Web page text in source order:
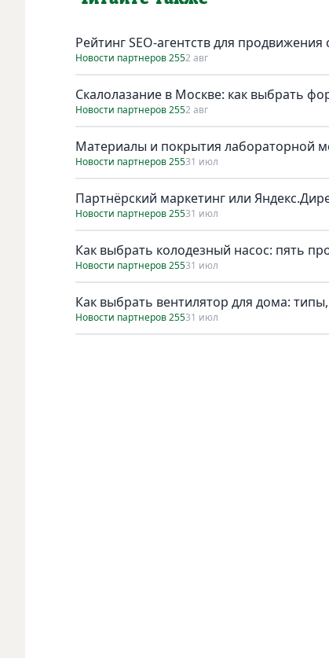
Рейтинг SEO-агентств для
Новости партнеров 2552 авг
Скалолазание в Москве: как выбрать
Новости партнеров 2552 авг
Материалы и покрытия лабораторной
Новости партнеров 25531 июл
Партнёрский маркетинг или
Новости партнеров 25531 июл
Как выбрать колодезный насос: пять
Новости партнеров 25531 июл
Как выбрать вентилятор для дома:
Новости партнеров 25531 июл